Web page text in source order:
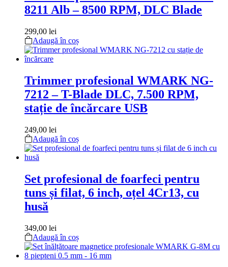
8211 Alb – 8500 RPM, DLC Blade
299,00 lei
Adaugă în coș
Trimmer profesional WMARK NG-
7212 – T-Blade DLC, 7.500 RPM,
stație de încărcare USB
249,00 lei
Adaugă în coș
Set profesional de foarfeci pentru
tuns și filat, 6 inch, oțel 4Cr13, cu
husă
349,00 lei
Adaugă în coș